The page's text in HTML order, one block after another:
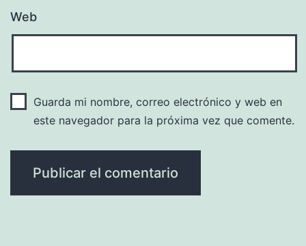
Web
Guarda mi nombre, correo electrónico y web en
este navegador para la próxima vez que comente.